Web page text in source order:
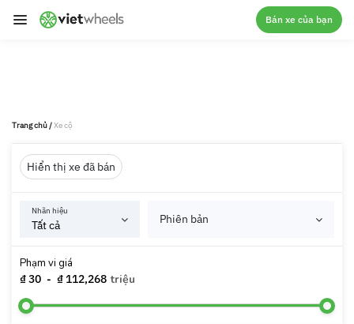
crossorigin
Bán xe của bạn
Trang chủ/Xe cộ
Hiển thị xe đã bán
Nhãn hiệu
Phiên bản
Phạm vi giá
₫ 30 - ₫ 112,268 triệu